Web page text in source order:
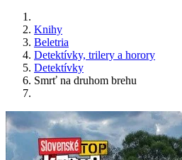
Knihy
Beletria
Detektívky, trilery a horory
Detektívky
Smrť na druhom brehu